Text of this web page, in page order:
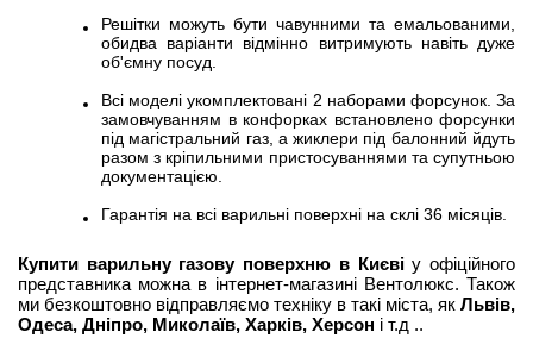
Решітки можуть бути чавунними та емальованими,
обидва варіанти відмінно витримують навіть дуже
об'ємну посуд.
Всі моделі укомплектовані 2 наборами форсунок. За
замовчуванням в конфорках встановлено форсунки
під магістральний газ, а жиклери під балонний йдуть
разом з кріпильними пристосуваннями та супутньою
документацією.
Гарантія на всі варильні поверхні на склі 36 місяців.
Купити варильну газову поверхню в Києвіу офіційного
представника можна в інтернет-магазині Вентолюкс. Також
ми безкоштовно відправляємо техніку в такі міста, як Львів,
Одеса, Дніпро, Миколаїв, Харків, Херсон і т.д ..